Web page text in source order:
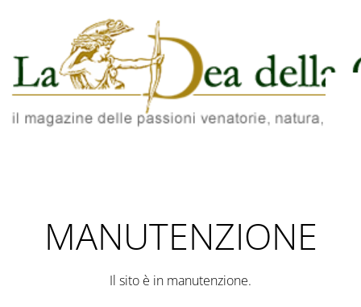
MANUTENZIONE
Il sito è in manutenzione.